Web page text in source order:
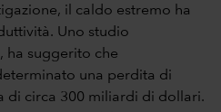
il caldo estremo ha
Uno studio
ha suggerito che
una perdita di
di circa 300 miliardi di dollari.